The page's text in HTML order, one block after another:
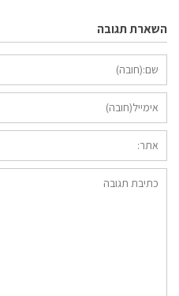
השארת תגובה